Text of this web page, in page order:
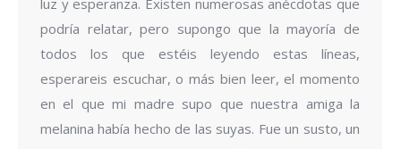
luz y esperanza. Existen numerosas anécdotas que
podría relatar, pero supongo que la mayoría de
todos los que estéis leyendo estas líneas,
esperareis escuchar, o más bien leer, el momento
en el que mi madre supo que nuestra amiga la
melanina había hecho de las suyas. Fue un susto, un